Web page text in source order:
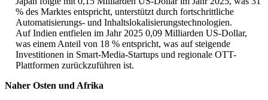
% des Marktes entspricht, unterstützt durch fortschrittliche
Automatisierungs- und Inhaltslokalisierungstechnologien.
Auf Indien entfielen im Jahr 2025 0,09 Milliarden US-Dollar,
was einem Anteil von 18 % entspricht, was auf steigende
Investitionen in Smart-Media-Startups und regionale OTT-
Plattformen zurückzuführen ist.
Naher Osten und Afrika